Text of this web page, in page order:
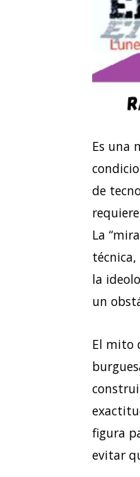
Es una
de
La
la
un
El mito
figura
evitar